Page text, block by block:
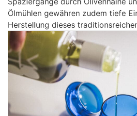
Ölmühlen gewähren zudem tiefe
Herstellung dieses